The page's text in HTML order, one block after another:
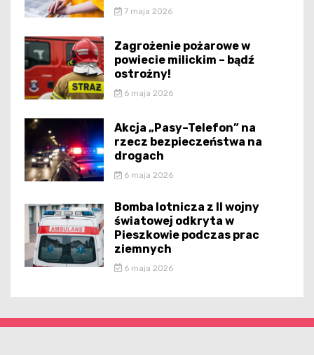
7 maja 2026
Zagrożenie pożarowe w
powiecie milickim – bądź
ostrożny!
6 maja 2026
Akcja „Pasy–Telefon” na
rzecz bezpieczeństwa na
drogach
6 maja 2026
Bomba lotnicza z II wojny
światowej odkryta w
Pieszkowie podczas prac
ziemnych
6 maja 2026